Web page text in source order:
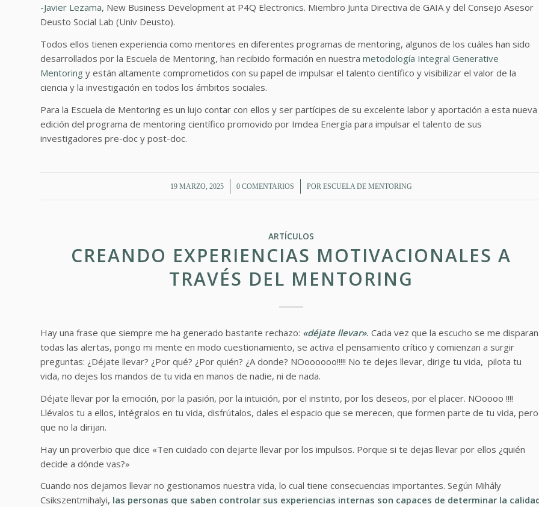
-Javier Lezama, New Business Development at P4Q Electronics. Miembro Junta Directiva de GAIA y del Consejo Asesor
Deusto Social Lab (Univ Deusto).
Todos ellos tienen experiencia como mentores en diferentes programas de mentoring, algunos de los cuáles han sido
desarrollados por la Escuela de Mentoring, han recibido formación en nuestra metodología Integral Generative
Mentoring y están altamente comprometidos con su papel de impulsar el talento científico y visibilizar el valor de la
ciencia y la investigación en todos los ámbitos sociales.
Para la Escuela de Mentoring es un lujo contar con ellos y ser partícipes de su excelente labor y aportación a esta nueva
edición del programa de mentoring científico promovido por Imdea Energía para impulsar el talento de sus
investigadores pre-doc y post-doc.
19 MARZO, 2025
/ 0 COMENTARIOS
/ POR ESCUELA DE MENTORING
ARTÍCULOS
CREANDO EXPERIENCIAS MOTIVACIONALES A
TRAVÉS DEL MENTORING
Hay una frase que siempre me ha generado bastante rechazo: «déjate llevar». Cada vez que la escucho se me disparan
todas las alertas, pongo mi mente en modo cuestionamiento, se activa el pensamiento crítico y comienzan a surgir
preguntas: ¿Déjate llevar? ¿Por qué? ¿Por quién? ¿A donde? NOoooooo!!!!! No te dejes llevar, dirige tu vida, pilota tu
vida, no dejes los mandos de tu vida en manos de nadie, ni de nada.
Déjate llevar por la emoción, por la pasión, por la intuición, por el instinto, por los deseos, por el placer. NOoooo !!!!
Llévalos tu a ellos, intégralos en tu vida, disfrútalos, dales el espacio que se merecen, que formen parte de tu vida, pero
que no la dirijan.
Hay un proverbio que dice «Ten cuidado con dejarte llevar por los impulsos. Porque si te dejas llevar por ellos ¿quién
decide a dónde vas?»
Cuando nos dejamos llevar no gestionamos nuestra vida, lo cual tiene consecuencias importantes. Según Mihály
Csikszentmihalyi, las personas que saben controlar sus experiencias internas son capaces de determinar la